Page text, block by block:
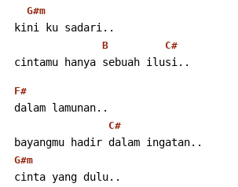
G#m
kini ku sadari..
B C#
cintamu hanya sebuah ilusi..
F#
dalam lamunan..
C#
bayangmu hadir dalam ingatan..
G#m
cinta yang dulu..